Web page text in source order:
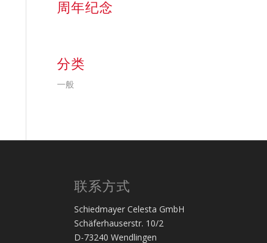
周年纪念
分类
一般
联系方式
Schiedmayer Celesta GmbH
Schäferhauserstr. 10/2
D-73240 Wendlingen